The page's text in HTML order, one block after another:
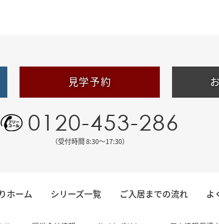
見学予約
0120-453-286
（受付時間 8:30〜17:30）
ホーム シリーズ一覧 ご入居までの流れ よ